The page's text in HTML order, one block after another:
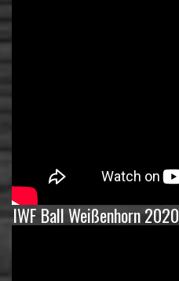
IWF Ball Weißenhorn 2020